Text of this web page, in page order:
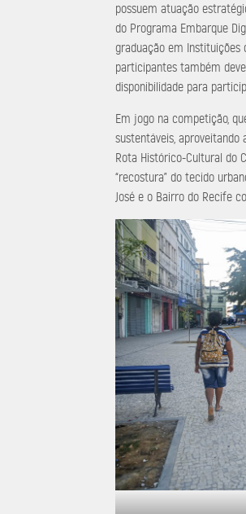
possuem atuação
do Programa Embarque
graduação em Instituições
participantes também
disponibilidade para
Em jogo na competição,
sustentáveis,
Rota Histórico-Cultural do
“recostura” do tecido
José e o Bairro do Recife